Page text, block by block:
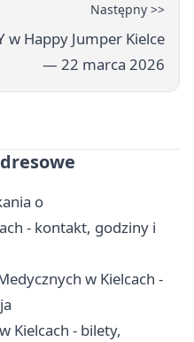
Następny >>
w Happy Jumper Kielce
— 22 marca 2026
o
- kontakt, godziny i
w Kielcach -
Kielcach - bilety,